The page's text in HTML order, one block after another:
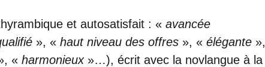
et autosatisfait : «avancée
», «haut niveau des offres », «élégante »,
«harmonieux»…), écrit avec la novlangue à la